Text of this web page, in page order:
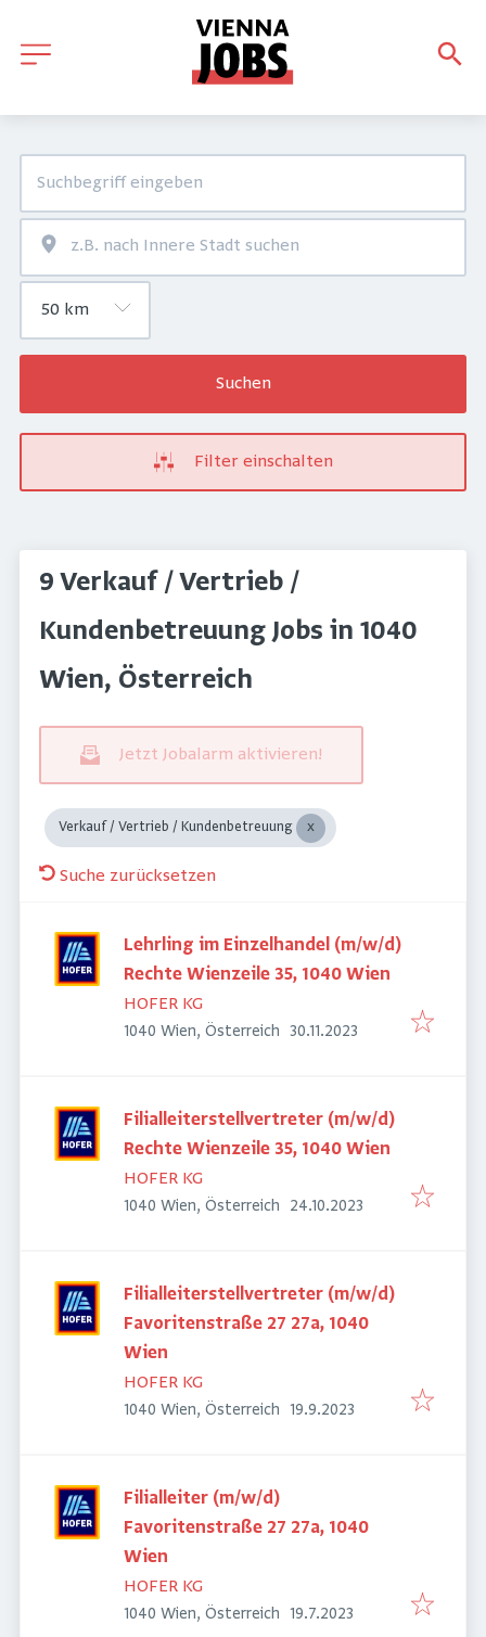
Suchen
Filter einschalten
9 Verkauf / Vertrieb /
Kundenbetreuung Jobs in 1040
Wien, Österreich
Jetzt Jobalarm aktivieren!
Verkauf / Vertrieb / Kundenbetreuung
Suche zurücksetzen
Lehrling im Einzelhandel (m/w/d)
Rechte Wienzeile 35, 1040 Wien
HOFER KG
1040 Wien, Österreich Veröffentlicht
30.11.2023
Filialleiterstellvertreter (m/w/d)
Rechte Wienzeile 35, 1040 Wien
HOFER KG
1040 Wien, Österreich Veröffentlicht
24.10.2023
Filialleiterstellvertreter (m/w/d)
Favoritenstraße 27 27a, 1040
Wien
HOFER KG
1040 Wien, Österreich Veröffentlicht
19.9.2023
Filialleiter (m/w/d)
Favoritenstraße 27 27a, 1040
Wien
HOFER KG
1040 Wien, Österreich Veröffentlicht
19.7.2023